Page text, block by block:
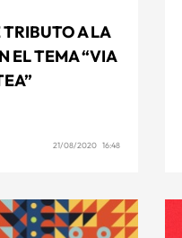
A LA
EL TEMA “VIA
21/08/2020 16:48